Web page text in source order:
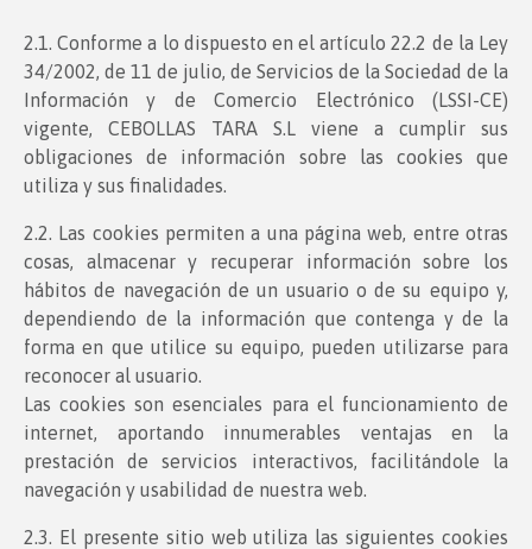
2.1. Conforme a lo dispuesto en el artículo 22.2 de la Ley
34/2002, de 11 de julio, de Servicios de la Sociedad de la
Información y de Comercio Electrónico (LSSI-CE)
vigente, CEBOLLAS TARA S.L viene a cumplir sus
obligaciones de información sobre las cookies que
utiliza y sus finalidades.
2.2. Las cookies permiten a una página web, entre otras
cosas, almacenar y recuperar información sobre los
hábitos de navegación de un usuario o de su equipo y,
dependiendo de la información que contenga y de la
forma en que utilice su equipo, pueden utilizarse para
reconocer al usuario.
Las cookies son esenciales para el funcionamiento de
internet, aportando innumerables ventajas en la
prestación de servicios interactivos, facilitándole la
navegación y usabilidad de nuestra web.
2.3. El presente sitio web utiliza las siguientes cookies